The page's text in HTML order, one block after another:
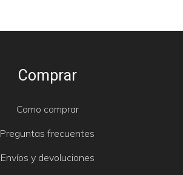
Comprar
Como comprar
Preguntas frecuentes
Envíos y devoluciones